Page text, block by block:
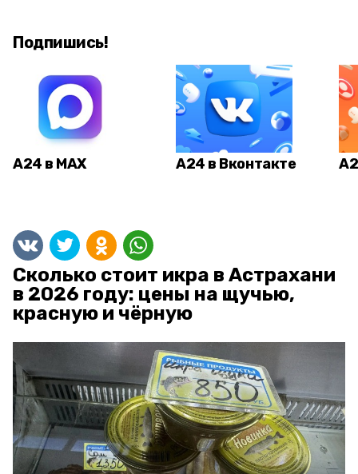
Подпишись!
А24 в MAX А24 в Вконтакте
Сколько стоит икра в Астрахани
в 2026 году: цены на щучью,
красную и чёрную